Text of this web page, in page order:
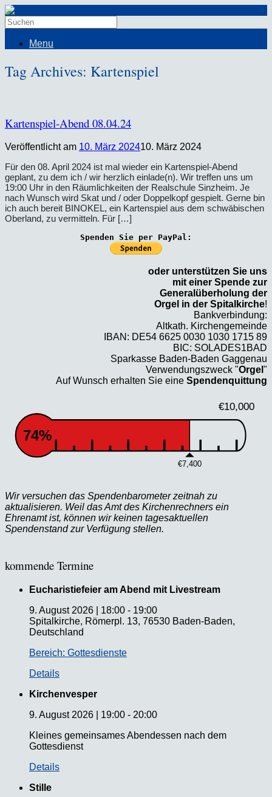
Menu
Tag Archives: Kartenspiel
Kartenspiel-Abend 08.04.24
Veröffentlicht am 10. März 202410. März 2024
Für den 08. April 2024 ist mal wieder ein Kartenspiel-Abend
geplant, zu dem ich / wir herzlich einlade(n). Wir treffen uns um
19:00 Uhr in den Räumlichkeiten der Realschule Sinzheim. Je
nach Wunsch wird Skat und / oder Doppelkopf gespielt. Gerne bin
ich auch bereit BINOKEL, ein Kartenspiel aus dem schwäbischen
Oberland, zu vermitteln. Für […]
Spenden Sie per PayPal:
oder unterstützen Sie uns
mit einer Spende zur
Generalüberholung der
Orgel in der Spitalkirche!
Bankverbindung:
Altkath. Kirchengemeinde
IBAN: DE54 6625 0030 1030 1715 89
BIC: SOLADES1BAD
Sparkasse Baden-Baden Gaggenau
Verwendungszweck "Orgel "
Auf Wunsch erhalten Sie eine Spendenquittung
€10,000
€7,400
74%
Wir versuchen das Spendenbarometer zeitnah zu
aktualisieren. Weil das Amt des Kirchenrechners ein
Ehrenamt ist, können wir keinen tagesaktuellen
Spendenstand zur Verfügung stellen.
kommende Termine
Eucharistiefeier am Abend mit Livestream
9. August 2026
18:00 - 19:00
Spitalkirche, Römerpl. 13, 76530 Baden-Baden,
Deutschland
Bereich: Gottesdienste
Details
Kirchenvesper
9. August 2026
19:00 - 20:00
Kleines gemeinsames Abendessen nach dem
Gottesdienst
Details
Stille